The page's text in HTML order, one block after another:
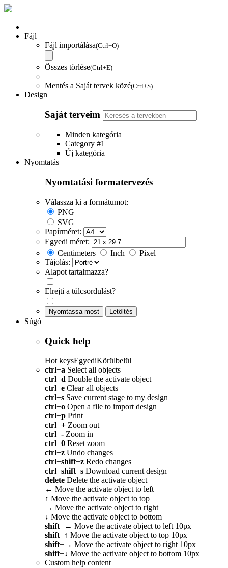
Fájl
Fájl importálása(Ctrl+O)
Összes törlése(Ctrl+E)
Mentés a Saját tervek közé(Ctrl+S)
Design
Saját terveim
Minden kategória
Category #1
Új kategória
Nyomtatás
Nyomtatási formatervezés
Válassza ki a formátumot:
PNG
SVG
Papírméret:
Egyedi méret:
Centimeters
Inch
Pixel
Tájolás:
Alapot tartalmazza?
Elrejti a túlcsordulást?
Nyomtassa most Letöltés
Súgó
Quick help
Hot keysEgyediKörülbelül
ctrl+a Select all objects
ctrl+d Double the activate object
ctrl+e Clear all objects
ctrl+s Save current stage to my design
ctrl+o Open a file to import design
ctrl+p Print
ctrl++ Zoom out
ctrl+- Zoom in
ctrl+0 Reset zoom
ctrl+z Undo changes
ctrl+shift+z Redo changes
ctrl+shift+s Download current design
delete Delete the activate object
← Move the activate object to left
↑ Move the activate object to top
→ Move the activate object to right
↓ Move the activate object to bottom
shift+← Move the activate object to left 10px
shift+↑ Move the activate object to top 10px
shift+→ Move the activate object to right 10px
shift+↓ Move the activate object to bottom 10px
Custom help content